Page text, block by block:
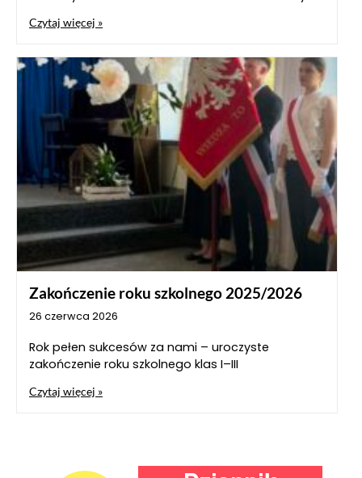
Czytaj więcej »
Zakończenie roku szkolnego 2025/2026
26 czerwca 2026
Rok pełen sukcesów za nami – uroczyste
zakończenie roku szkolnego klas I–III
Czytaj więcej »